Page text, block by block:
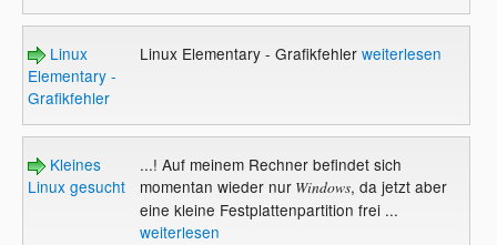
Linux
Elementary -
Grafikfehler
Linux Elementary - Grafikfehler weiterlesen
Kleines
Linux gesucht
...! Auf meinem Rechner befindet sich
momentan wieder nurWindows, da jetzt aber
eine kleine Festplattenpartition frei ...
weiterlesen